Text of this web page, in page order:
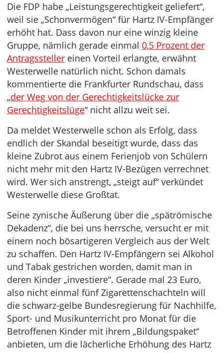
Die FDP habe „Leistungsgerechtigkeit geliefert“,
weil sie „Schonvermögen“ für Hartz IV-Empfänger
erhöht hat. Dass davon nur eine winzig kleine
Gruppe, nämlich gerade einmal 0,5 Prozent der
Antragssteller einen Vorteil erlangte, erwähnt
Westerwelle natürlich nicht. Schon damals
kommentierte die Frankfurter Rundschau, dass
„der Weg von der Gerechtigkeitslücke zur
Gerechtigkeitslüge“ nicht allzu weit sei.
Da meldet Westerwelle schon als Erfolg, dass
endlich der Skandal beseitigt wurde, dass das
kleine Zubrot aus einem Ferienjob von Schülern
nicht mehr mit den Hartz IV-Bezügen verrechnet
wird. Wer sich anstrengt, „steigt auf“ verkündet
Westerwelle diese Großtat.
Seine zynische Äußerung über die „spätrömische
Dekadenz“, die bei uns herrsche, versucht er mit
einem noch bösartigeren Vergleich aus der Welt
zu schaffen. Den Hartz IV-Empfängern sei Alkohol
und Tabak gestrichen worden, damit man in
deren Kinder „investiere“. Gerade mal 23 Euro,
also nicht einmal fünf Zigarettenschachteln will
die schwarz-gelbe Bundesregierung für Nachhilfe,
Sport- und Musikunterricht pro Monat für die
Betroffenen Kinder mit ihrem „Bildungspaket“
anbieten, um die lächerliche Erhöhung des Hartz